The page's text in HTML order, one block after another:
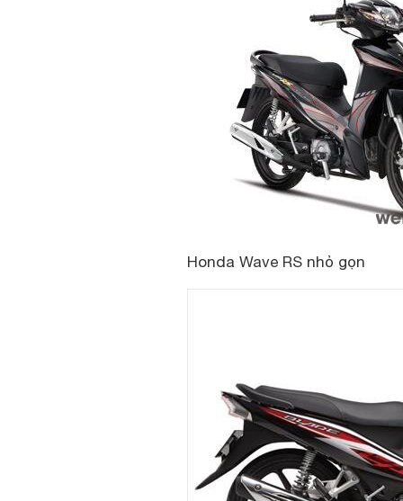
Honda Wave RS nhỏ gọn